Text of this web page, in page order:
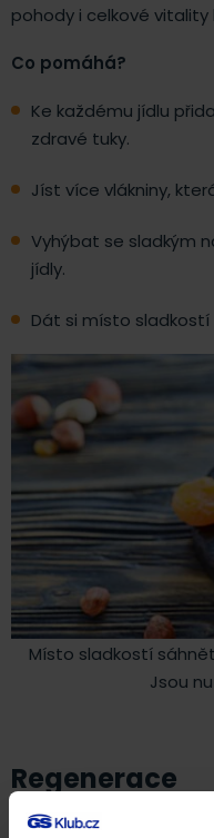
pohody i celkové
Co pomáhá?
Ke každému jídlu
zdravé tuky.
Jíst více vlákniny,
Vyhýbat se sladkým
jídly.
Dát si místo
Místo sladkostí
Jsou
Regenerace